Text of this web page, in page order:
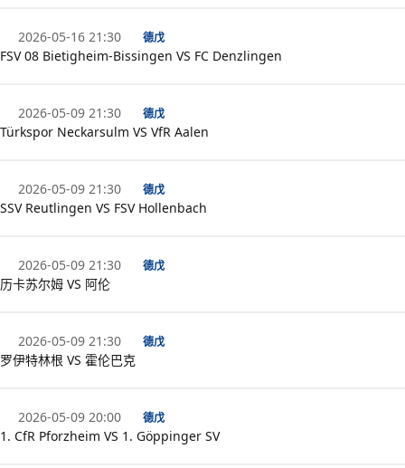
2026-05-16 21:30 德戊
FSV 08 Bietigheim-Bissingen VS FC Denzlingen
2026-05-09 21:30 德戊
Türkspor Neckarsulm VS VfR Aalen
2026-05-09 21:30 德戊
SSV Reutlingen VS FSV Hollenbach
2026-05-09 21:30 德戊
历卡苏尔姆 VS 阿伦
2026-05-09 21:30 德戊
罗伊特林根 VS 霍伦巴克
2026-05-09 20:00 德戊
1. CfR Pforzheim VS 1. Göppinger SV